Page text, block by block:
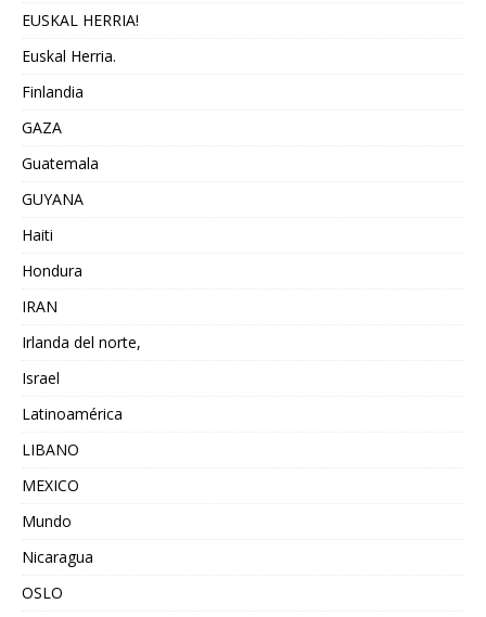
EUSKAL HERRIA!
Euskal Herria.
Finlandia
GAZA
Guatemala
GUYANA
Haiti
Hondura
IRAN
Irlanda del norte,
Israel
Latinoamérica
LIBANO
MEXICO
Mundo
Nicaragua
OSLO